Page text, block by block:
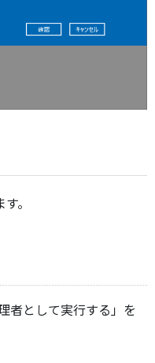
。
者として実行する」を